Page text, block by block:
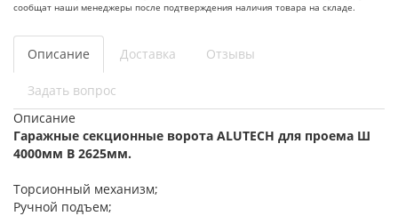
сообщат наши менеджеры после подтверждения наличия товара на складе.
Описание Доставка Отзывы
Задать вопрос
Описание
Гаражные секционные ворота ALUTECH для проема Ш
4000мм В 2625мм.
Торсионный механизм;
Ручной подъем;